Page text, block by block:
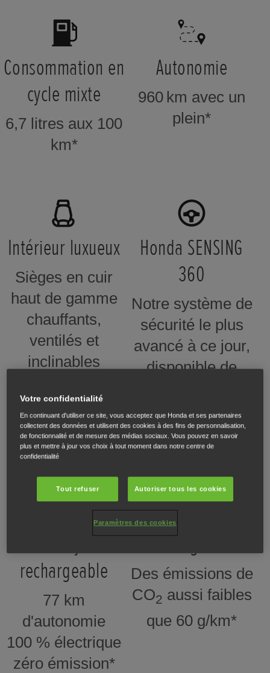
Consommation en
cycle mixte
6,7 litres aux 100
km*
Autonomie
960 km avec un
plein*
Intérieur luxueux
Sièges en cuir
haut de gamme
chauffants,
ventilés et
inclinables
Honda SENSING
360
Notre système de
sécurité le plus
avancé à ce jour,
disponible de
Autonomie
électrique du
modèle hybride
rechargeable
77 km
d'autonomie
100 % électrique
zéro émission*
Émissions en
mode hybride
rechargeable
Des émissions de
CO2 aussi faibles
que 60 g/km*
Votre confidentialité
En continuant d'utiliser ce site, vous acceptez que Honda et ses partenaires
collectent des données et utilisent des cookies à des fins de personnalisation,
de fonctionnalité et de mesure des médias sociaux. Vous pouvez en savoir
plus et mettre à jour vos choix à tout moment dans notre centre de
confidentialité
Tout refuser Autoriser tous les cookies
Paramètres des cookies